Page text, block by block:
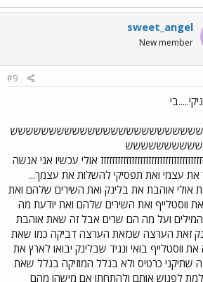
sweet_angel
New member
#9
אולי עכשיו אני אנשה
את עצמי ואת תפסיקי להשלות את עצמך...
אולי אוהבת את בלינק ואת השירים שלהם ואת
ווסטלייף ואת השירים שלהם ואת יודעת מה
המילים ועל מה הם שרים אבל זה שאת אוהבת
זאת הערצה שכזאת הערצה דביקה כמו שאת
ווסטלייף בואי ונגיד שבלינק יבואו לארץ את
שתיקני כרטיס ולא בגלל המוזיקה בגלל שאת
לפגוש אותם ולהתחתן אם מישהו מהם